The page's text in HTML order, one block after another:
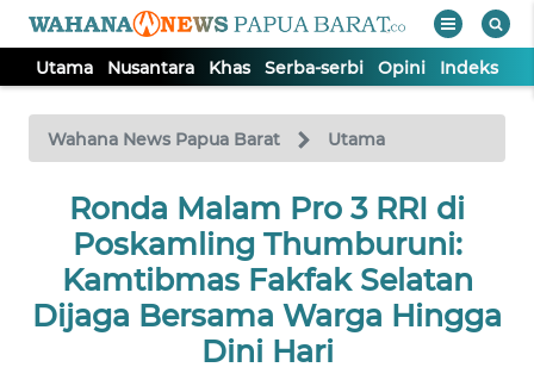
Utama Nusantara Khas Serba-serbi Opini Indeks
Wahana News Papua Barat Utama
Ronda Malam Pro 3 RRI di
Poskamling Thumburuni:
Kamtibmas Fakfak Selatan
Dijaga Bersama Warga Hingga
Dini Hari
TV
Tutup
UTAMA
NUSANTARA
KHAS